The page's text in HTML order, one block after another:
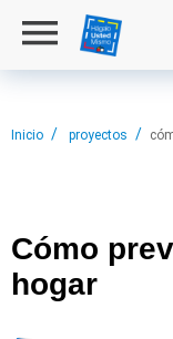
Inicio proyectos
Cómo
hogar